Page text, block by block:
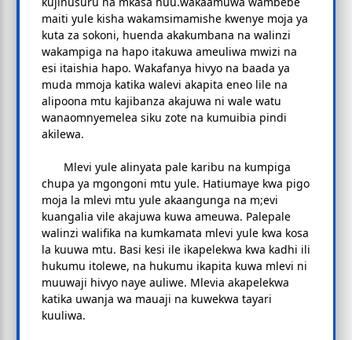
maiti yule kisha wakamsimamishe kwenye moja ya
kuta za sokoni, huenda akakumbana na walinzi
wakampiga na hapo itakuwa ameuliwa mwizi na
esi itaishia hapo. Wakafanya hivyo na baada ya
muda mmoja katika walevi akapita eneo lile na
alipoona mtu kajibanza akajuwa ni wale watu
wanaomnyemelea siku zote na kumuibia pindi
akilewa.
Mlevi yule alinyata pale karibu na kumpiga
chupa ya mgongoni mtu yule. Hatiumaye kwa pigo
moja la mlevi mtu yule akaangunga na m;evi
kuangalia vile akajuwa kuwa ameuwa. Palepale
walinzi walifika na kumkamata mlevi yule kwa kosa
la kuuwa mtu. Basi kesi ile ikapelekwa kwa kadhi ili
hukumu itolewe, na hukumu ikapita kuwa mlevi ni
muuwaji hivyo naye auliwe. Mlevia akapelekwa
katika uwanja wa mauaji na kuwekwa tayari
kuuliwa.